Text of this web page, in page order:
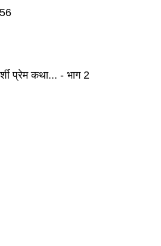
प्रेम कथा... - भाग 2